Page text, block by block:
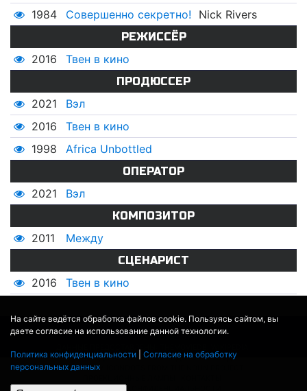
На сайте ведётся обработка файлов cookie. Пользуясь сайтом, вы
даете согласие на использование данной технологии.
Политика конфиденциальности
Согласие на обработку
персональных данных
1984
Совершенно секретно! Nick Rivers
РЕЖИССЁР
2016 Твен в кино
ПРОДЮССЕР
2021
Вэл
2016
Твен в кино
1998
Africa Unbottled
ОПЕРАТОР
2021 Вэл
КОМПОЗИТОР
2011 Между
СЦЕНАРИСТ
2016 Твен в кино
© 2017 - 2026 MOVIE
ДАННЫЕ ПРЕДОСТАВЛЕНЫ:
ПЕРЕВЕДЕНО СЕРВИСОМЯНДЕКС.ПЕРЕВОД
THEATER BY ICONDOTS FROM THE NOUN PROJECT